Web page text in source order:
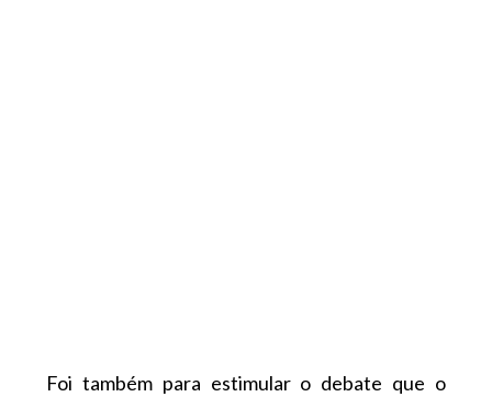
Foi também para estimular o debate que o